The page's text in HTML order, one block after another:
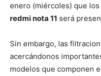
enero (miércoles) que
redmi nota 11 será
Sin embargo, las
acercándonos
modelos que componen